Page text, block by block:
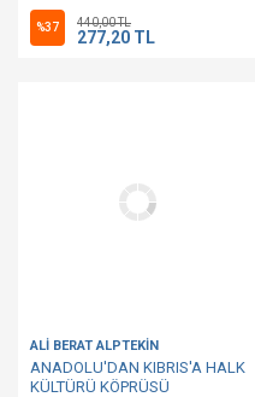
%37 440,00 TL
277,20 TL
ALİ BERAT ALPTEKİN
ANADOLU'DAN KIBRIS'A HALK
KÜLTÜRÜ KÖPRÜSÜ